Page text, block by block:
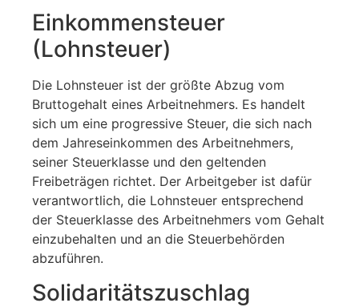
Einkommensteuer
(Lohnsteuer)
Die Lohnsteuer ist der größte Abzug vom
Bruttogehalt eines Arbeitnehmers. Es handelt
sich um eine progressive Steuer, die sich nach
dem Jahreseinkommen des Arbeitnehmers,
seiner Steuerklasse und den geltenden
Freibeträgen richtet. Der Arbeitgeber ist dafür
verantwortlich, die Lohnsteuer entsprechend
der Steuerklasse des Arbeitnehmers vom Gehalt
einzubehalten und an die Steuerbehörden
abzuführen.
Solidaritätszuschlag